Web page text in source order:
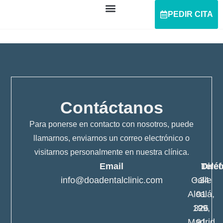
PEDIR CITA
Contáctanos
Para ponerse en contacto con nosotros, puede
llamarnos, enviarnos un correo electrónico o
visitarnos personalmente en nuestra clínica.
Email
info@doadentalclinic.com
+34
91
326
Calle
Alcalá,
199,